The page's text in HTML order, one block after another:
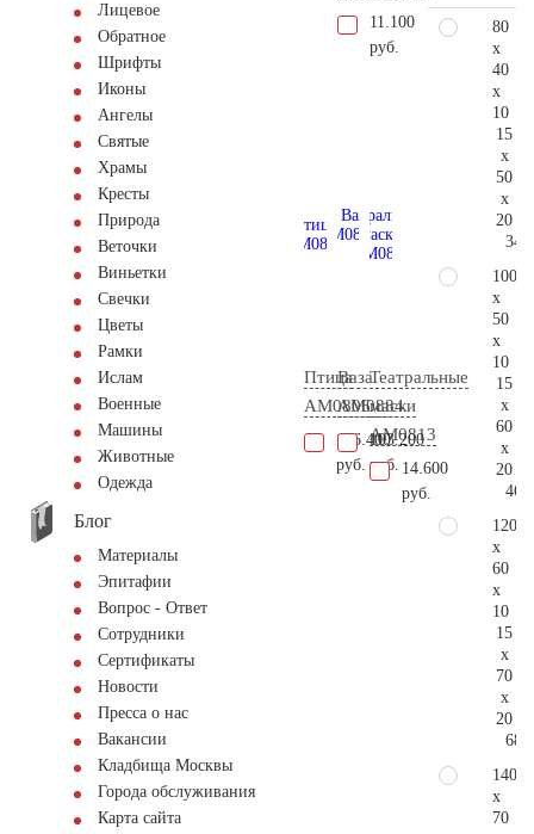
Лицевое
Обратное
Шрифты
Иконы
Ангелы
Святые
Храмы
Кресты
Природа
Веточки
Виньетки
Свечки
Цветы
Рамки
Ислам
Военные
Машины
Животные
Одежда
Блог
Материалы
Эпитафии
Вопрос - Ответ
Сотрудники
Сертификаты
Новости
Пресса о нас
Вакансии
Кладбища Москвы
Города обслуживания
Карта сайта
11.100
руб.
Птица
AM0806
126.400
руб.
Ваза
AM0884
103.200
руб.
Театральные
маски
AM0813
14.600
руб.
80
x
40
x
10
15
x
50
x
20
100
x
50
x
10
15
x
60
x
20
120
x
60
x
10
15
x
70
x
20
140
x
70